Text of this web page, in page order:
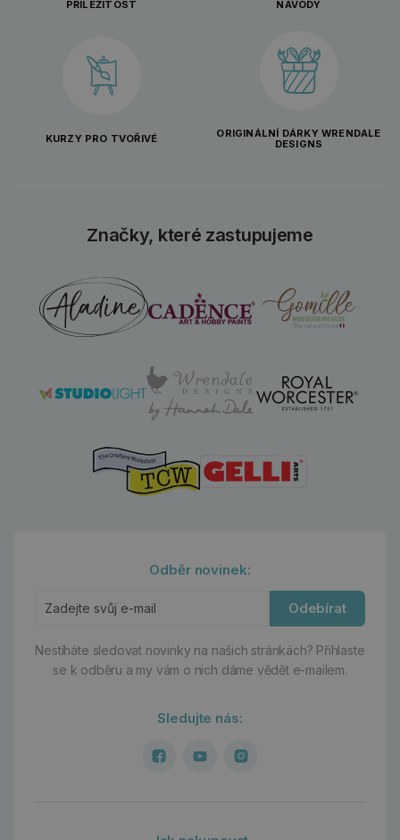
PŘÍLEŽITOST
NÁVODY
KURZY PRO TVOŘIVÉ
ORIGINÁLNÍ DÁRKY WRENDALE
DESIGNS
Značky, které zastupujeme
Odběr novinek:
Odebírat
Nestíháte sledovat novinky na našich stránkách? Přihlaste
se k odběru a my vám o nich dáme vědět e-mailem.
Sledujte nás: